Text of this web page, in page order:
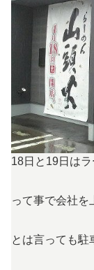
18日と19日は
って事で会社を
とは言っても駐